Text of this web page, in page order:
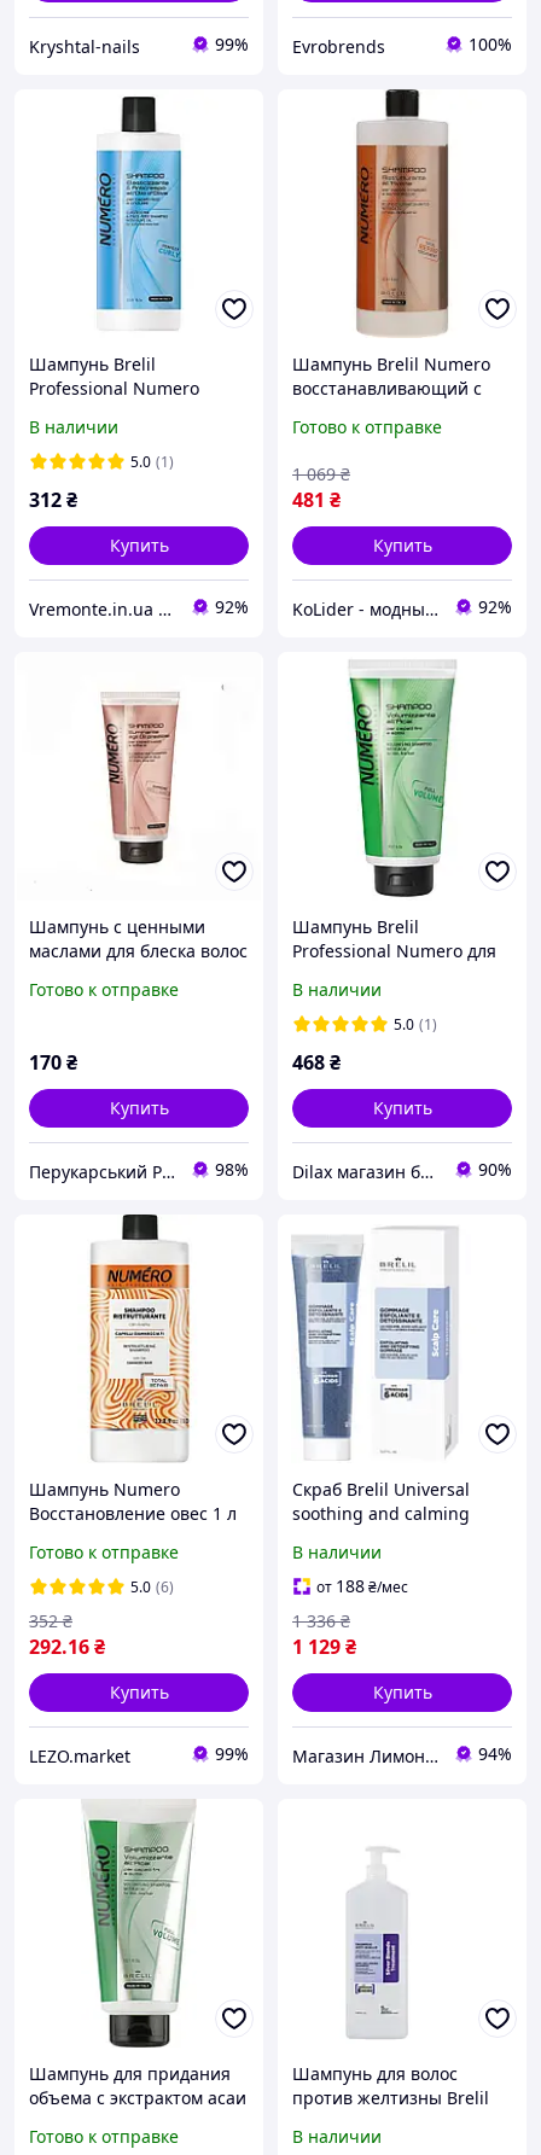
Kryshtal-nails 99% Evrobrends 100%
Шампунь Brelil
Professional Numero
кудрявых волос с
оливковым маслом 1000
В наличии
5.0 (1)
312₴
Купить
Vremonte.in.ua - Запчасти для бытовой техники Украина 92%
Шампунь Brelil Numero
восстанавливающий с
8011935052899 pelican
Готово к отправке
481 ₴
1 069 ₴
Купить
KoLider - модный магазин 92%
Шампунь с ценными
маслами для блеска волос
Brilliance Shampoo 300 мл
Готово к отправке
170₴
Купить
Перукарський Рай 98%
Шампунь Brelil
Professional Numero для
экстрактом асаи 300 мл
В наличии
5.0 (1)
468₴
Купить
Dilax магазин брендовых детских игрушек и товаров для родителей. 90%
Шампунь Numero
Восстановление овес 1 л
Готово к отправке
5.0 (6)
292.16₴
352 ₴
Купить
LEZO.market 99%
Скраб Brelil Universal
soothing and calming
В наличии
от 188₴/мес
1 129₴
1 336 ₴
Купить
Магазин Лимонад 94%
Шампунь для придания
объема с экстрактом асаи
Shampoo 300 мл
Готово к отправке
Шампунь для волос
против желтизны Brelil
Blonde 1000 мл
В наличии